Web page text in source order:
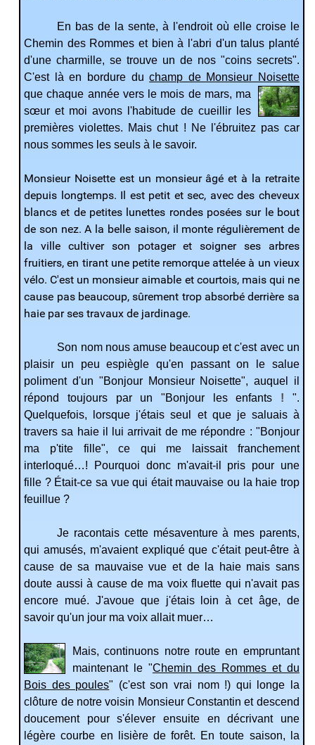
En bas de la sente, à l'endroit où elle croise le
Chemin des Rommes et bien à l'abri d'un talus planté
d'une charmille, se trouve un de nos "coins secrets".
C'est là en bordure duchamp de Monsieur Noisette
que chaque année vers le mois de mars, ma
sœur et moi avons l'habitude de cueillir les
premières violettes. Mais chut ! Ne l'ébruitez pas car
nous sommes les seuls à le savoir.
Monsieur Noisette est un monsieur âgé et à la retraite
depuis longtemps. Il est petit et sec, avec des cheveux
blancs et de petites lunettes rondes posées sur le bout
de son nez. A la belle saison, il monte régulièrement de
la ville cultiver son potager et soigner ses arbres
fruitiers, en tirant une petite remorque attelée à un vieux
vélo. C'est un monsieur aimable et courtois, mais qui ne
cause pas beaucoup, sûrement trop absorbé derrière sa
haie par ses travaux de jardinage.
Son nom nous amuse beaucoup et c'est avec un
plaisir un peu espiègle qu'en passant on le salue
poliment d'un "Bonjour Monsieur Noisette", auquel il
répond toujours par un "Bonjour les enfants ! ".
Quelquefois, lorsque j'étais seul et que je saluais à
travers sa haie il lui arrivait de me répondre : "Bonjour
ma p'tite fille", ce qui me laissait franchement
interloqué…! Pourquoi donc m'avait-il pris pour une
fille ? Était-ce sa vue qui était mauvaise ou la haie trop
feuillue ?
Je racontais cette mésaventure à mes parents,
qui amusés, m'avaient expliqué que c'était peut-être à
cause de sa mauvaise vue et de la haie mais sans
doute aussi à cause de ma voix fluette qui n'avait pas
encore mué. J'avoue que j'étais loin à cet âge, de
savoir qu'un jour ma voix allait muer…
Mais, continuons notre route en empruntant
maintenant le "Chemin des Rommes et du
Bois des poules" (c'est son vrai nom !) qui longe la
clôture de notre voisin Monsieur Constantin et descend
doucement pour s'élever ensuite en décrivant une
légère courbe en lisière de forêt. En toute saison, la